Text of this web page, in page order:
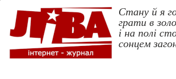
Стану й я
грати в
і на полі
сонцем